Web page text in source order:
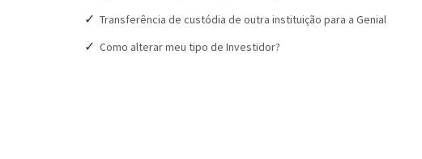
Transferência de custódia de outra instituição para a Genial
Como alterar meu tipo de Investidor?